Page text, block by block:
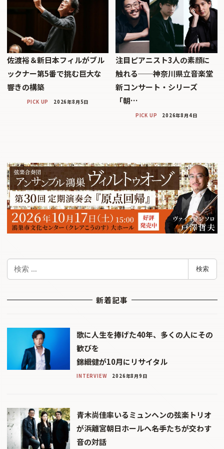
佐渡裕＆新日本フィルがブル
ックナー第5番で挑む巨大な
響きの構築
PICK UP 2026年8月5日
注目ピアニスト3人の素顔に
触れる──神奈川県立音楽堂
新コンサート・シリーズ
「朝…
PICK UP 2026年8月4日
検
検索
新着記事
歌に人生を捧げた40年、多くの人にその
歓びを
錦織健が10月にリサイタル
INTERVIEW 2026年8月9日
青木尚佳率いるミュンヘンの弦楽トリオ
が浜離宮朝日ホールへ――名手たちが交わす
音の対話